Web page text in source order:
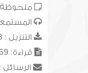
المستمعين
التنزيل : 5298
قراءة: 13969
الرسائل : 1